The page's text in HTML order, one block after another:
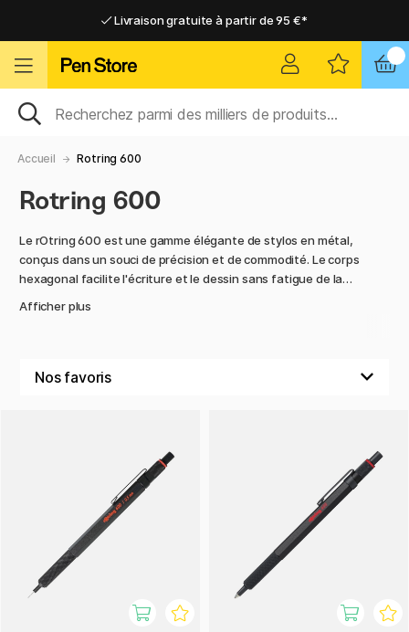
Livraison gratuite à partir de 95 €*
Livraison domicile ou point relais
Livraison gratuite à partir de 95 €*
Livraison domicile ou point relais
Accueil Rotring 600
Rotring 600
Le rOtring 600 est une gamme élégante de stylos en métal,
conçus dans un souci de précision et de commodité. Le corps
hexagonal facilite l'écriture et le dessin sans fatigue de la
Le grip métallique strié antidérapant garantit que le stylo
Afficher plus